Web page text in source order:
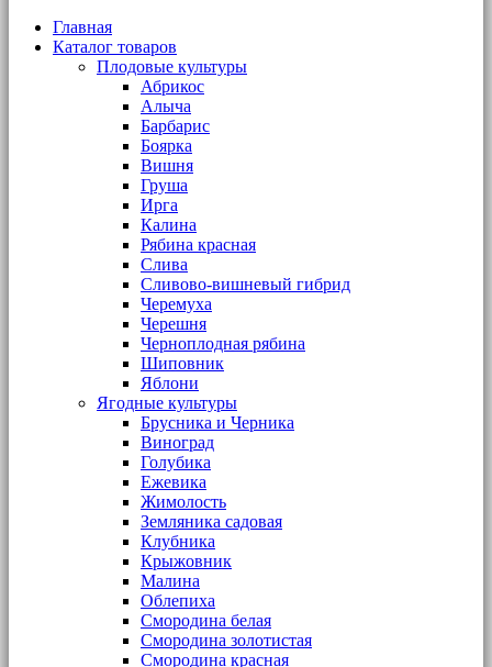
Главная
Каталог товаров
Плодовые культуры
Абрикос
Алыча
Барбарис
Боярка
Вишня
Груша
Ирга
Калина
Рябина красная
Слива
Сливово-вишневый гибрид
Черемуха
Черешня
Черноплодная рябина
Шиповник
Яблони
Ягодные культуры
Брусника и Черника
Виноград
Голубика
Ежевика
Жимолость
Земляника садовая
Клубника
Крыжовник
Малина
Облепиха
Смородина белая
Смородина золотистая
Смородина красная